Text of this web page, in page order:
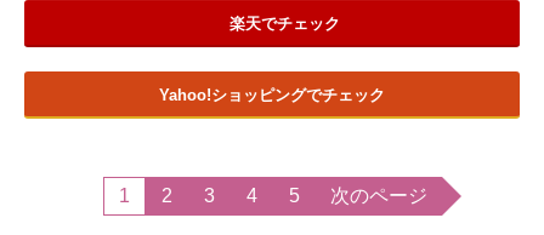
楽天でチェック
Yahoo!ショッピングでチェック
1 2 3 4 5 次のページ